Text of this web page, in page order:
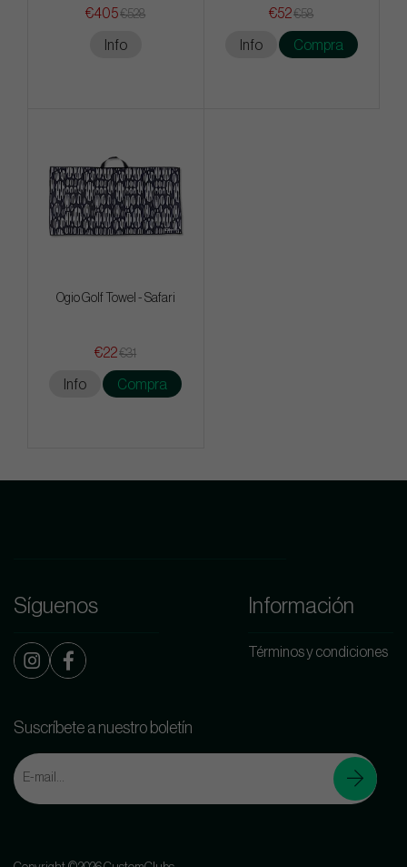
€405€528
Info
€52€58
Info Compra
Ogio Golf Towel - Safari
€22€31
Info Compra
Síguenos Información
Términos y condiciones
Suscríbete a nuestro boletín